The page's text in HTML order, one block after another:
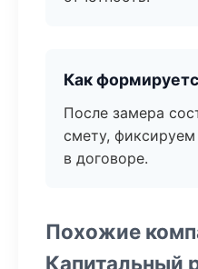
Как
После замера
смету,
в договоре.
Похожие
Капитальный